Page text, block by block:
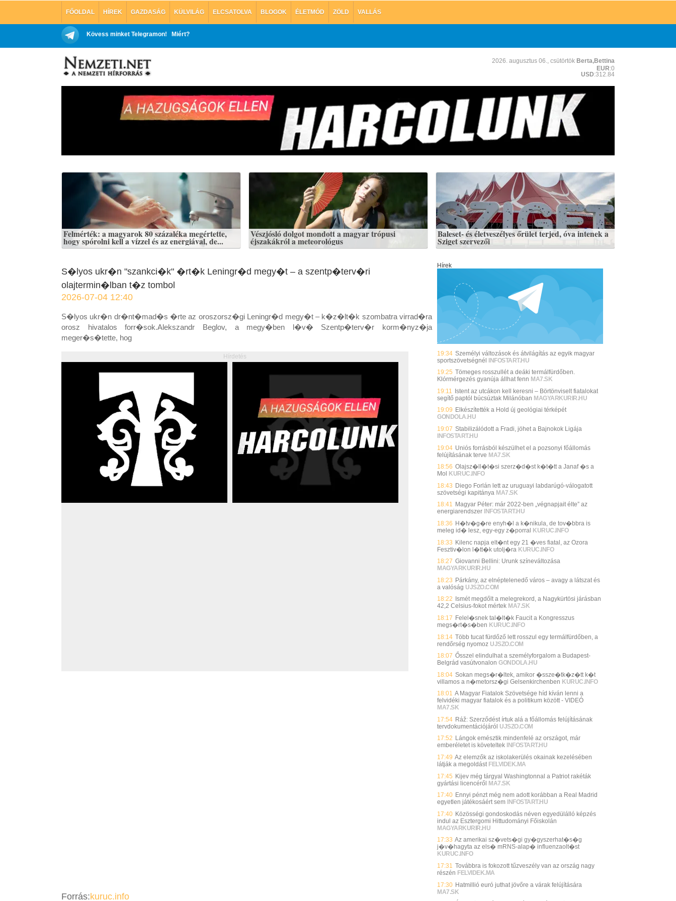
FŐOLDAL HÍREK GAZDASÁG KÜLVILÁG ELCSATOLVA BLOGOK ÉLETMÓD ZÖLD VALLÁS
Kövess minket Telegramon! Miért?
2026. augusztus 06., csütörtök Berta,Bettina
EUR:0
USD:312.84
Felmérték: a magyarok 80 százaléka megértette,
hogy spórolni kell a vízzel és az energiával, de...
Vészjósló dolgot mondott a magyar trópusi
éjszakákról a meteorológus
Baleset- és életveszélyes őrület terjed, óva intenek a
Sziget szervezői
S�lyos ukr�n "szankci�k" �rt�k Leningr�d megy�t – a szentp�terv�ri
olajtermin�lban t�z tombol
2026-07-04 12:40
S�lyos ukr�n dr�nt�mad�s �rte az oroszorsz�gi Leningr�d megy�t – k�z�lt�k szombatra virrad�ra
orosz hivatalos forr�sok.Alekszandr Beglov, a megy�ben l�v� Szentp�terv�r korm�nyz�ja
meger�s�tette, hog
Hírdetés
Forrás:kuruc.info
Hírek
19:34 Személyi változások és átvilágítás az egyik magyar
sportszövetségnél INFOSTART.HU
19:25 Tömeges rosszullét a deáki termálfürdőben.
Klórmérgezés gyanúja állhat fenn MA7.SK
19:11
Istent az utcákon kell keresni – Börtönviselt fiatalokat
segítő paptól búcsúztak Milánóban MAGYARKURIR.HU
19:09 Elkészítették a Hold új geológiai térképét
GONDOLA.HU
19:07 Stabilizálódott a Fradi, jöhet a Bajnokok Ligája
INFOSTART.HU
19:04 Uniós forrásból készülhet el a pozsonyi főállomás
felújításának terve MA7.SK
18:56 Olajsz�ll�t�si szerz�d�st k�t�tt a Janaf �s a
Mol
KURUC.INFO
18:43 Diego Forlán lett az uruguayi labdarúgó-válogatott
szövetségi kapitánya MA7.SK
18:41 Magyar Péter: már 2022-ben „végnapjait élte” az
energiarendszer INFOSTART.HU
18:36 H�tv�g�re enyh�l a k�nikula, de tov�bbra is
meleg id� lesz, egy-egy z�porral KURUC.INFO
18:33 Kilenc napja elt�nt egy 21 �ves fiatal, az Ozora
Fesztiv�lon l�tt�k utolj�ra KURUC.INFO
18:27 Giovanni Bellini: Urunk színeváltozása
MAGYARKURIR.HU
18:23 Párkány, az elnéptelenedő város – avagy a látszat és
a valóság UJSZO.COM
18:22
Ismét megdőlt a melegrekord, a Nagykürtösi járásban
42,2 Celsius-fokot mértek MA7.SK
18:17 Felel�snek tal�lt�k Faucit a Kongresszus
megs�rt�s�ben KURUC.INFO
18:14 Több tucat fürdőző lett rosszul egy termálfürdőben, a
rendőrség nyomoz UJSZO.COM
18:07 Ősszel elindulhat a személyforgalom a Budapest-
Belgrád vasútvonalon GONDOLA.HU
18:04 Sokan megs�r�ltek, amikor �ssze�tk�z�tt k�t
villamos a n�metorsz�gi Gelsenkirchenben KURUC.INFO
18:01 A Magyar Fiatalok Szövetsége híd kíván lenni a
felvidéki magyar fiatalok és a politikum között - VIDEÓ
MA7.SK
17:54 Ráž: Szerződést írtuk alá a főállomás felújításának
tervdokumentációjáról UJSZO.COM
17:52 Lángok emésztik mindenfelé az országot, már
emberéletet is követeltek INFOSTART.HU
17:49 Az elemzők az iskolakerülés okainak kezelésében
látják a megoldást FELVIDEK.MA
17:45 Kijev még tárgyal Washingtonnal a Patriot rakéták
gyártási licencéről MA7.SK
17:40 Ennyi pénzt még nem adott korábban a Real Madrid
egyetlen játékosáért sem INFOSTART.HU
17:40 Közösségi gondoskodás néven egyedülálló képzés
indul az Esztergomi Hittudományi Főiskolán
MAGYARKURIR.HU
17:33 Az amerikai sz�vets�gi gy�gyszerhat�s�g
j�v�hagyta az els� mRNS-alap� influenzaolt�st
KURUC.INFO
17:31 Továbbra is fokozott tűzveszély van az ország nagy
részén FELVIDEK.MA
17:30 Hatmillió euró juthat jövőre a várak felújítására
MA7.SK